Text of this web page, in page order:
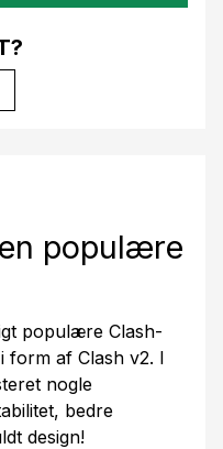
populære
populære Clash-
form af Clash v2. I
nogle
bedre
design!